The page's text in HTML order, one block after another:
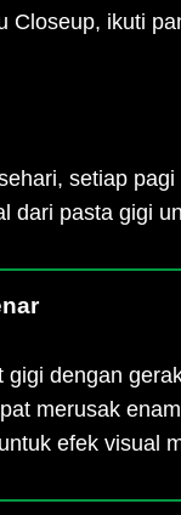
ikuti
setiap
dari pasta gigi
dengan
merusak
efek visual